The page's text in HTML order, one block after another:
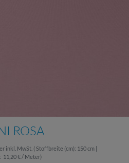
ROSA
inkl. MwSt. ( Stoffbreite (cm): 150 cm |
11,20 € / Meter)